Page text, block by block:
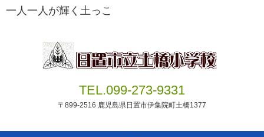
一人一人が輝く土っこ
TEL.099-273-9331
〒899-2516 鹿児島県日置市伊集院町土橋1377